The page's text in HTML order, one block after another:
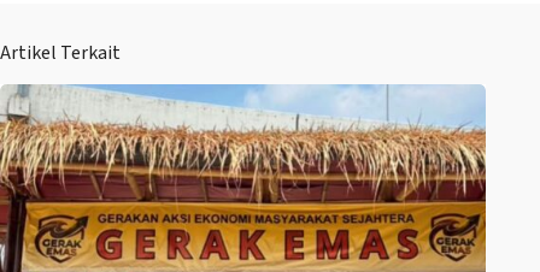
Artikel Terkait